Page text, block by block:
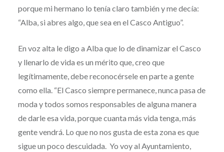
porque mi hermano lo tenía claro también y me decía:
“Alba, si abres algo, que sea en el Casco Antiguo”.
En voz alta le digo a Alba que lo de dinamizar el Casco
y llenarlo de vida es un mérito que, creo que
legítimamente, debe reconocérsele en parte a gente
como ella. “El Casco siempre permanece, nunca pasa de
moda y todos somos responsables de alguna manera
de darle esa vida, porque cuanta más vida tenga, más
gente vendrá. Lo que no nos gusta de esta zona es que
sigue un poco descuidada. Yo voy al Ayuntamiento,